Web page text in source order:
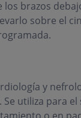
brazos
sobre el
y
utiliza para